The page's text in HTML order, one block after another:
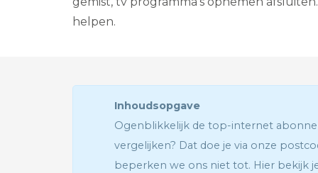
helpen.
Inhoudsopgave
Ogenblikkelijk de top-internet
vergelijken? Dat doe je via onze
beperken we ons niet tot. Hier bekijk